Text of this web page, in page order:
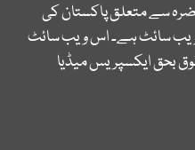
سے متعلق پاکستان کی
سائٹ ہے۔ اس ویب سائٹ
بحق ایکسپریس میڈیا